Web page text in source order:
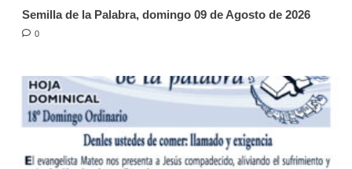
Semilla de la Palabra, domingo 09 de Agosto de 2026
0